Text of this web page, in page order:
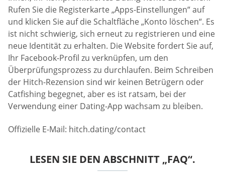
Rufen Sie die Registerkarte „Apps-Einstellungen“ auf
und klicken Sie auf die Schaltfläche „Konto löschen“. Es
ist nicht schwierig, sich erneut zu registrieren und eine
neue Identität zu erhalten. Die Website fordert Sie auf,
Ihr Facebook-Profil zu verknüpfen, um den
Überprüfungsprozess zu durchlaufen. Beim Schreiben
der Hitch-Rezension sind wir keinen Betrügern oder
Catfishing begegnet, aber es ist ratsam, bei der
Verwendung einer Dating-App wachsam zu bleiben.
Offizielle E-Mail: hitch.dating/contact
LESEN SIE DEN ABSCHNITT „FAQ“.